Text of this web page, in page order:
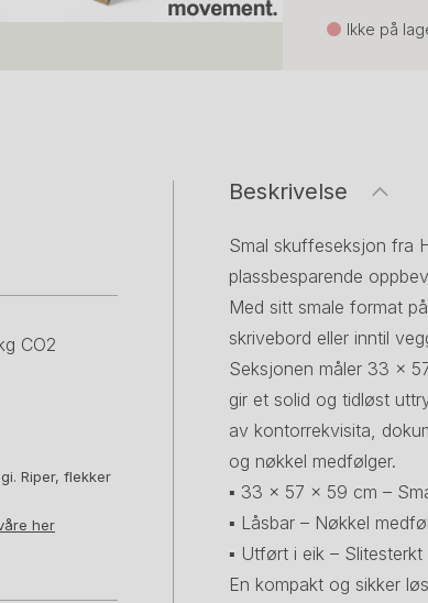
Ikke på
CO2
Riper, flekker
her
Beskrivelse
Smal skuffeseksjon fra
plassbesparende
Med sitt smale format
skrivebord eller inntil
Seksjonen måler 33 ×
gir et solid og tidløst
av kontorrekvisita,
og nøkkel medfølger.
▪ 33 × 57 × 59 cm –
▪ Låsbar – Nøkkel
▪ Utført i eik –
En kompakt og sikker